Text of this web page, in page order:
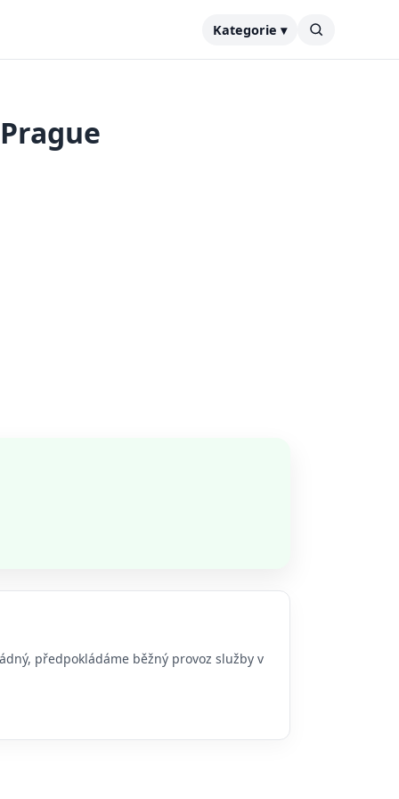
Kategorie ▾
předpokládáme běžný provoz služby v